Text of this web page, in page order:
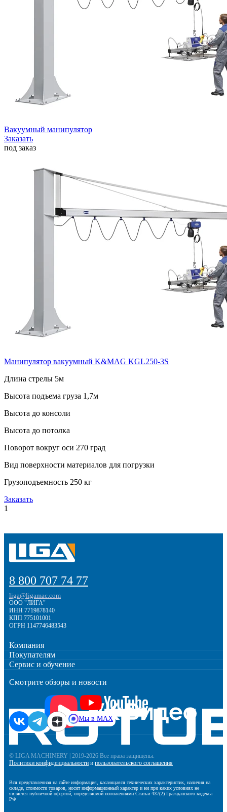
Вакуумный манипулятор
Заказать
под заказ
Манипулятор вакуумный K&MAG KGL250-3S
Длина стрелы 5м
Высота подъема груза 1,7м
Высота до консоли
Высота до потолка
Поворот вокруг оси 270 град
Вид поверхности материалов для погрузки
Грузоподъемность 250 кг
Заказать
1
8 800 707 74 77
liga@ligamac.com
ООО "ЛИГА"
ИНН 7719878140
КПП 775101001
ОГРН 1147746483543
Компания
Покупателям
Сервис и обучение
Смотрите обзоры и новости
Мы в MAX
© LIGA MACHINERY | 2019-2026 Все права защищены.
Политики конфиденциальности и пользовательского соглашения
Вся представленная на сайте информация, касающаяся технических характеристик, наличия на
складе, стоимости товаров, носит информационный характер и ни при каких условиях не
является публичной офертой, определяемой положениями Статьи 437(2) Гражданского кодекса
РФ